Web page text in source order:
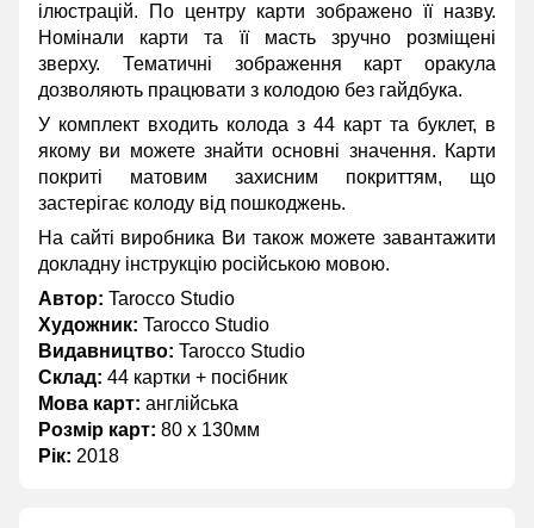
ілюстрацій. По центру карти зображено її назву.
Номінали карти та її масть зручно розміщені
зверху. Тематичні зображення карт оракула
дозволяють працювати з колодою без гайдбука.
У комплект входить колода з 44 карт та буклет, в
якому ви можете знайти основні значення. Карти
покриті матовим захисним покриттям, що
застерігає колоду від пошкоджень.
На сайті виробника Ви також можете завантажити
докладну інструкцію російською мовою.
Автор: Tarocco Studio
Художник: Tarocco Studio
Видавництво: Tarocco Studio
Склад: 44 картки + посібник
Мова карт: англійська
Розмір карт: 80 х 130мм
Рік: 2018